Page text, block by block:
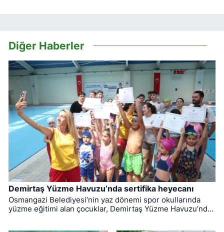
Diğer Haberler
Demirtaş Yüzme Havuzu’nda sertifika heyecanı
Osmangazi Belediyesi’nin yaz dönemi spor okullarında
yüzme eğitimi alan çocuklar, Demirtaş Yüzme Havuzu’nda